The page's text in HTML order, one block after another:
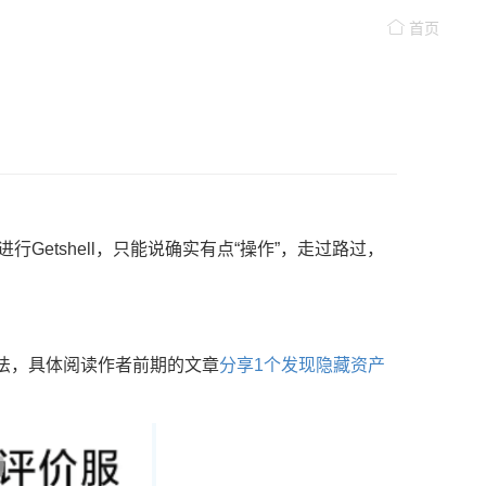
首页
Getshell，只能说确实有点“操作”，走过路过，
，具体阅读作者前期的文章分享1个发现隐藏资产